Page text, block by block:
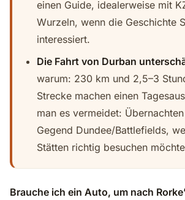
einen Guide, idealerweise mit
Wurzeln, wenn die Geschichte
interessiert.
Die Fahrt von Durban
warum: 230 km und 2,5–3
Strecke machen einen
man es vermeidet:
Gegend Dundee/Battlefields,
Stätten richtig besuchen
Brauche ich ein Auto, um nach